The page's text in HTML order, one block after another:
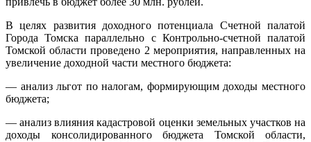
В целях развития доходного потенциала Счетной палатой
Города Томска параллельно с Контрольно-счетной палатой
Томской области проведено 2 мероприятия, направленных на
увеличение доходной части местного бюджета:
— анализ льгот по налогам, формирующим доходы местного
бюджета;
— анализ влияния кадастровой оценки земельных участков на
доходы консолидированного бюджета Томской области,